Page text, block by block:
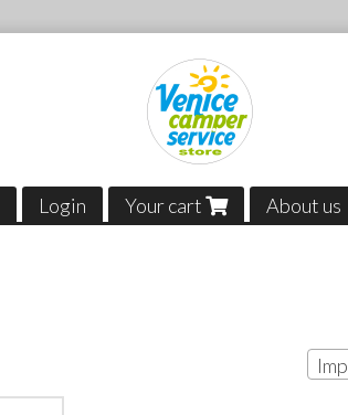
Login Your cart About us